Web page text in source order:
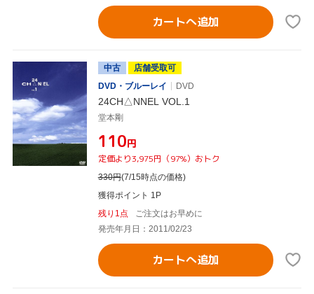
カートへ追加
中古
店舗受取可
DVD・ブルーレイ
DVD
24CH△NNEL VOL.1
堂本剛
¥110円
定価より3,975円（97%）おトク
330円(7/15時点の価格)
獲得ポイント 1P
残り1点
ご注文はお早めに
発売年月日：2011/02/23
カートへ追加